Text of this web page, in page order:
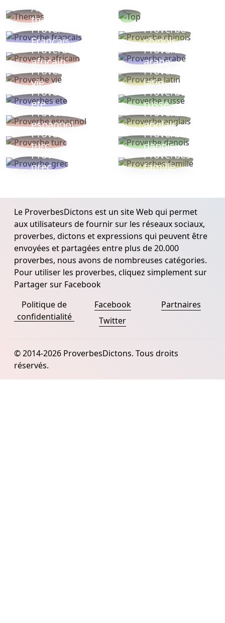
Autres
thèmes
Proverbe
Français
Proverbe
chinois
Proverbe
africain
Proverbe
arabe
Proverbe
vie
Proverbe
latin
Proverbes
ete
Proverbe
russe
Proverbe
espagnol
Proverbe
anglais
Proverbe
turc
Proverbe
danois
Proverbe
grec
Proverbes
famille
Le ProverbesDictons est un site Web qui permet
aux utilisateurs de fournir sur les réseaux sociaux,
proverbes, dictons et expressions qui peuvent être
envoyées et partagées entre plus de 20.000
proverbes, nous avons de nombreuses catégories.
Pour utiliser les proverbes, cliquez simplement sur
Partager sur Facebook
Politique de
confidentialité
Facebook
Twitter
Partnaires
© 2014-2026 ProverbesDictons. Tous droits
réservés.